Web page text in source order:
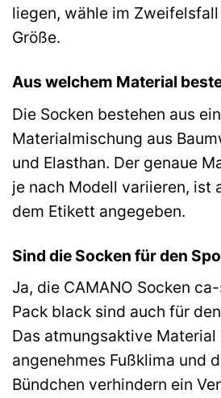
liegen, wähle im
Größe.
Aus welchem Material
Die Socken bestehen aus
Materialmischung aus
und Elasthan. Der genaue
je nach Modell variieren, ist
dem Etikett angegeben.
Sind die Socken für den
Ja, die CAMANO Socken
Pack black sind auch für
Das atmungsaktive
angenehmes Fußklima und
Bündchen verhindern ein